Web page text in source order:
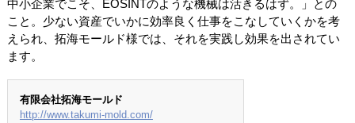
中小企業でこそ、EOSINTのような機械は活きるはず。」との
こと。少ない資産でいかに効率良く仕事をこなしていくかを考
えられ、拓海モールド様では、それを実践し効果を出されてい
ます。
有限会社拓海モールド
http://www.takumi-mold.com/